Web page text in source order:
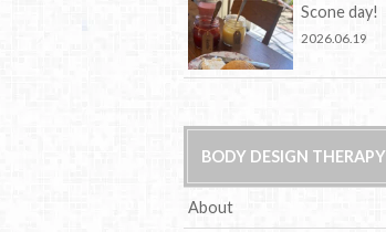
Scone day!
2026.06.19
BODY DESIGN THERAPY
About